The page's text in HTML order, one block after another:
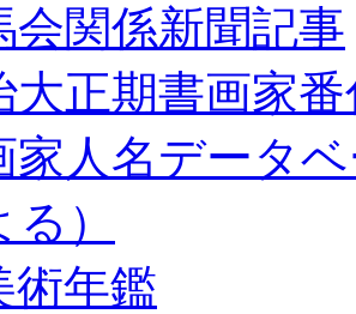
会関係新聞記事
大正期書画家
家人名データ
）
術年鑑